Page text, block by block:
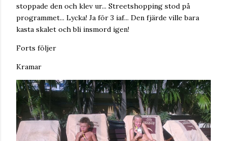
stoppade den och klev ur... Streetshopping stod på
programmet... Lycka! Ja för 3 iaf... Den fjärde ville bara
kasta skalet och bli insmord igen!
Forts följer
Kramar